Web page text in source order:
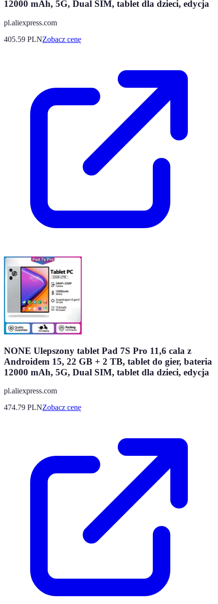
12000 mAh, 5G, Dual SIM, tablet dla dzieci, edycja
pl.aliexpress.com
405.59 PLNZobacz cenę
NONE Ulepszony tablet Pad 7S Pro 11,6 cala z
Androidem 15, 22 GB + 2 TB, tablet do gier, bateria
12000 mAh, 5G, Dual SIM, tablet dla dzieci, edycja
pl.aliexpress.com
474.79 PLNZobacz cenę